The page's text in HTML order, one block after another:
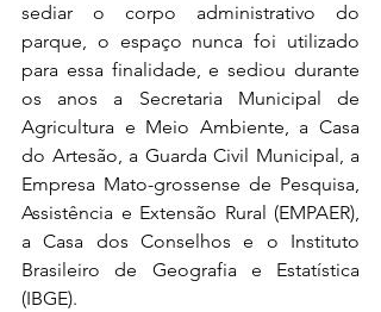
sediar o corpo administrativo do
parque, o espaço nunca foi utilizado
para essa finalidade, e sediou durante
os anos a Secretaria Municipal de
Agricultura e Meio Ambiente, a Casa
do Artesão, a Guarda Civil Municipal, a
Empresa Mato-grossense de Pesquisa,
Assistência e Extensão Rural (EMPAER),
a Casa dos Conselhos e o Instituto
Brasileiro de Geografia e Estatística
(IBGE).